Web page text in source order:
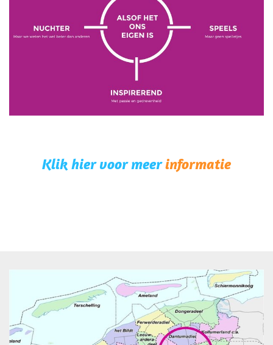
Klik hier voor meerinformatie